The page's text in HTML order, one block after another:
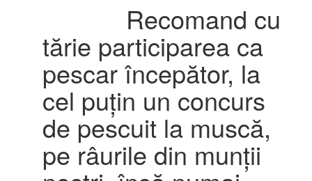
Recomand cu
tărie participarea ca
pescar începător, la
cel puțin un concurs
de pescuit la muscă,
pe râurile din munții